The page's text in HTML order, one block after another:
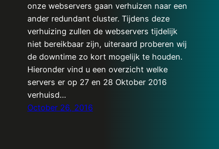
onze webservers gaan verhuizen naar een
ander redundant cluster. Tijdens deze
verhuizing zullen de webservers tijdelijk
niet bereikbaar zijn, uiteraard proberen wij
de downtime zo kort mogelijk te houden.
Hieronder vind u een overzicht welke
servers er op 27 en 28 Oktober 2016
verhuisd…
October 26, 2016